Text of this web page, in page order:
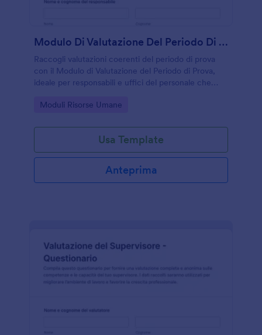
Modulo Di Valutazione Del Periodo Di Prova
Raccogli valutazioni coerenti del periodo di prova
con il Modulo di Valutazione del Periodo di Prova,
ideale per responsabili e uffici del personale che
ordinato con Jotform.
Go to Category:
Moduli Risorse Umane
Usa Template
Anteprima